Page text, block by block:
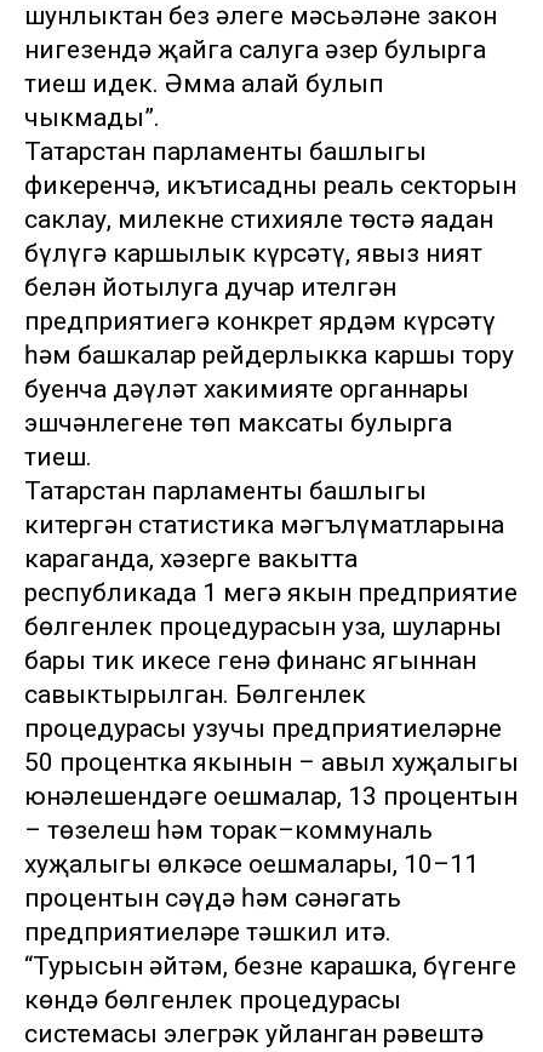
шунлыктан без әлеге мәсьәләне закон
нигезендә җайга салуга әзер булырга
тиеш идек. Әмма алай булып
чыкмады”.
Татарстан парламенты башлыгы
фикеренчә, икътисадның реаль секторын
саклау, милекне стихияле төстә яңадан
бүлүгә каршылык күрсәтү, явыз ният
белән йотылуга дучар ителгән
предприятиегә конкрет ярдәм күрсәтү
һәм башкалар рейдерлыкка каршы тору
буенча дәүләт хакимияте органнары
эшчәнлегенең төп максаты булырга
тиеш.
Татарстан парламенты башлыгы
китергән статистика мәгълүматларына
караганда, хәзерге вакытта
республикада 1 меңгә якын предприятие
бөлгенлек процедурасын уза, шуларның
бары тик икесе генә финанс ягыннан
савыктырылган. Бөлгенлек
процедурасы узучы предприятиеләрнең
50 процентка якынын – авыл хуҗалыгы
юнәлешендәге оешмалар, 13 процентын
– төзелеш һәм торак–коммуналь
хуҗалыгы өлкәсе оешмалары, 10–11
процентын сәүдә һәм сәнәгать
предприятиеләре тәшкил итә.
“Турысын әйтәм, безнең карашка, бүгенге
көндә бөлгенлек процедурасы
системасы элегрәк уйланган рәвештә